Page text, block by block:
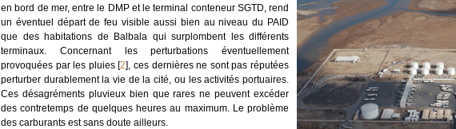
en bord de mer, entre le DMP et le terminal conteneur SGTD, rend
un éventuel départ de feu visible aussi bien au niveau du PAID
que des habitations de Balbala qui surplombent les différents
terminaux. Concernant les perturbations éventuellement
provoquées par les pluies[2], ces dernières ne sont pas réputées
perturber durablement la vie de la cité, ou les activités portuaires.
Ces désagréments pluvieux bien que rares ne peuvent excéder
des contretemps de quelques heures au maximum. Le problème
des carburants est sans doute ailleurs.